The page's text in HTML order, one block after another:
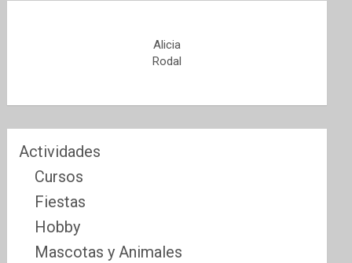
Alicia
Rodal
Actividades
Cursos
Fiestas
Hobby
Mascotas y Animales